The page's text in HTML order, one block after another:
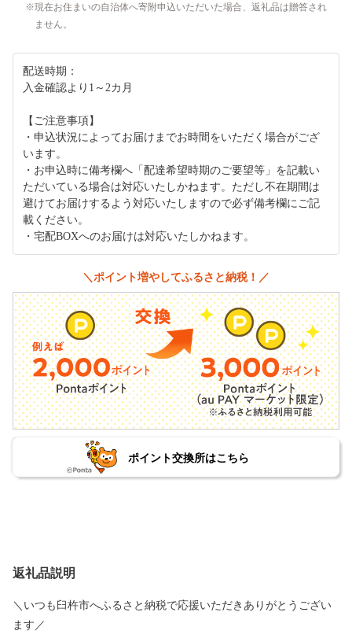
現在お住まいの自治体へ寄附申込いただいた場合、返礼品は贈答され
ません。
配送時期：
入金確認より1～2カ月
【ご注意事項】
・申込状況によってお届けまでお時間をいただく場合がござ
います。
・お申込時に備考欄へ「配達希望時期のご要望等」を記載い
ただいている場合は対応いたしかねます。ただし不在期間は
避けてお届けするよう対応いたしますので必ず備考欄にご記
載ください。
・宅配BOXへのお届けは対応いたしかねます。
＼ポイント増やしてふるさと納税！／
ポイント交換所はこちら
返礼品説明
＼いつも臼杵市へふるさと納税で応援いただきありがとうござい
ます／